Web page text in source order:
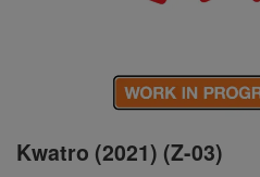
Kwatro (2021) (Z-03)